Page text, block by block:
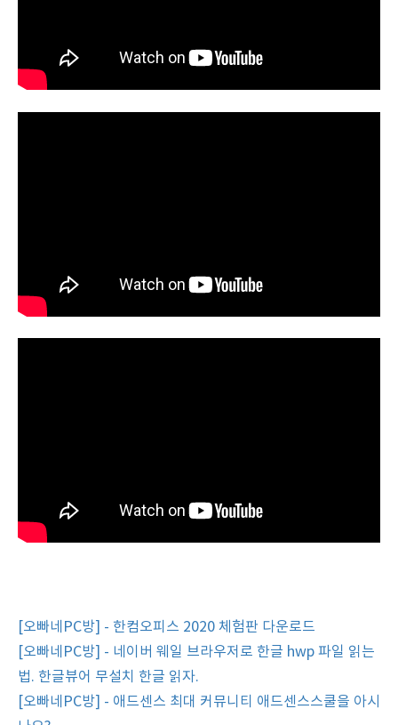
[오빠네PC방] - 한컴오피스 2020 체험판 다운로드
[오빠네PC방] - 네이버 웨일 브라우저로 한글 hwp 파일 읽는
법. 한글뷰어 무설치 한글 읽자.
[오빠네PC방] - 애드센스 최대 커뮤니티 애드센스스쿨을 아시